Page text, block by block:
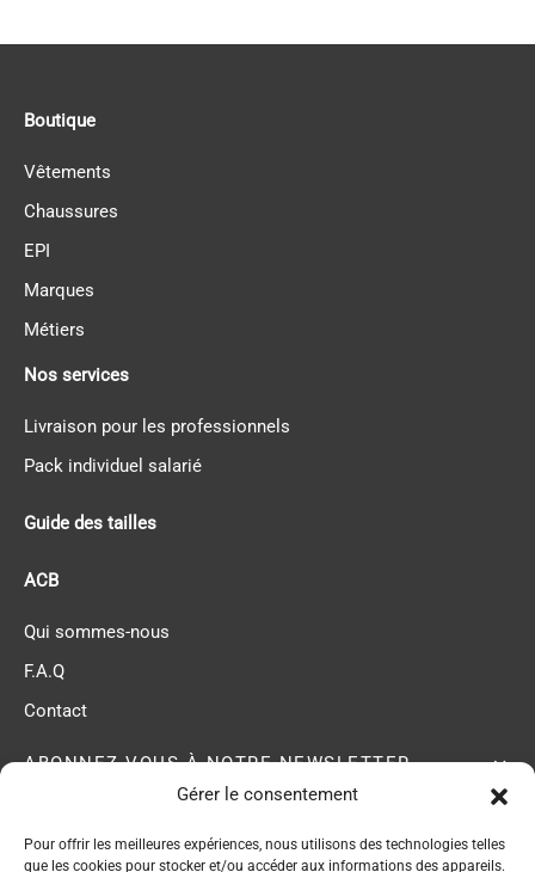
Gérer le consentement
Pour offrir les meilleures expériences, nous utilisons des technologies telles
que les cookies pour stocker et/ou accéder aux informations des appareils.
ABONNEZ-VOUS À NOTRE NEWSLETTER
ACB membre du
Nos services
Livraison pour les professionnels
Pack individuel salarié
Guide des tailles
ACB
Qui sommes-nous
F.A.Q
Contact
Boutique
Vêtements
Chaussures
EPI
Marques
Métiers